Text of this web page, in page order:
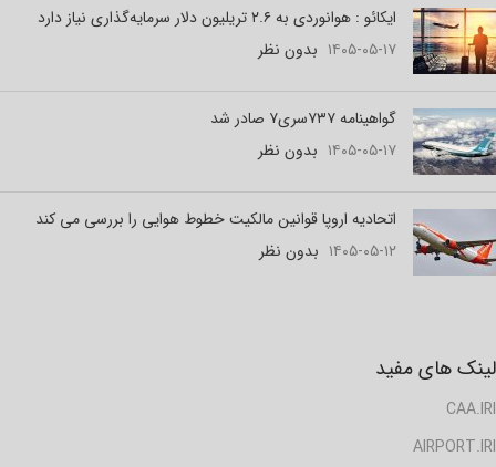
ایکائو : هوانوردی به ۲.۶ تریلیون دلار سرمایه‌گذاری نیاز دارد
۱۴۰۵-۰۵-۱۷ بدون نظر
گواهینامه ۷۳۷سری۷ صادر شد
۱۴۰۵-۰۵-۱۷ بدون نظر
اتحادیه اروپا قوانین مالکیت خطوط هوایی را بررسی می کند
۱۴۰۵-۰۵-۱۲ بدون نظر
لینک های مفید
CAA.IRI
AIRPORT.IRI